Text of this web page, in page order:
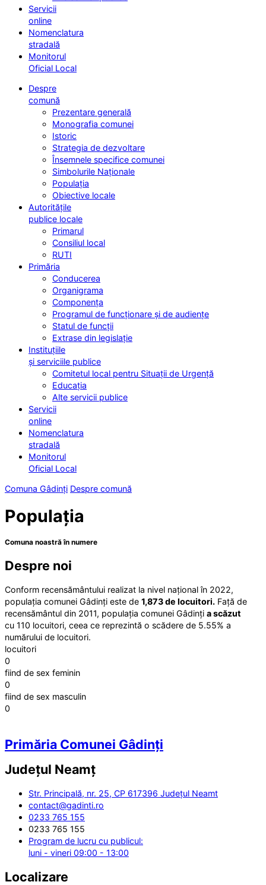
Servicii
online
Nomenclatura
stradală
Monitorul
Oficial Local
Despre
comună
Prezentare generală
Monografia comunei
Istoric
Strategia de dezvoltare
Însemnele specifice comunei
Simbolurile Naționale
Populația
Obiective locale
Autoritățile
publice locale
Primarul
Consiliul local
RUTI
Primăria
Conducerea
Organigrama
Componența
Programul de funcționare și de audiențe
Statul de funcții
Extrase din legislație
Instituțiile
și serviciile publice
Comitetul local pentru Situații de Urgență
Educația
Alte servicii publice
Servicii
online
Nomenclatura
stradală
Monitorul
Oficial Local
Comuna Gâdinți Despre comună
Populația
Comuna noastră în numere
Despre noi
Conform recensământului realizat la nivel național în 2022,
populația comunei Gâdinți este de 1,873 de locuitori. Față de
recensământul din 2011, populația comunei Gâdinți a scăzut
cu 110 locuitori, ceea ce reprezintă o scădere de 5.55% a
numărului de locuitori.
locuitori
0
fiind de sex feminin
0
fiind de sex masculin
0
Primăria Comunei Gâdinți
Județul Neamț
Str. Principală, nr. 25, CP 617396 Județul Neamt
contact@gadinti.ro
0233 765 155
0233 765 155
Program de lucru cu publicul:
luni - vineri 09:00 - 13:00
Localizare